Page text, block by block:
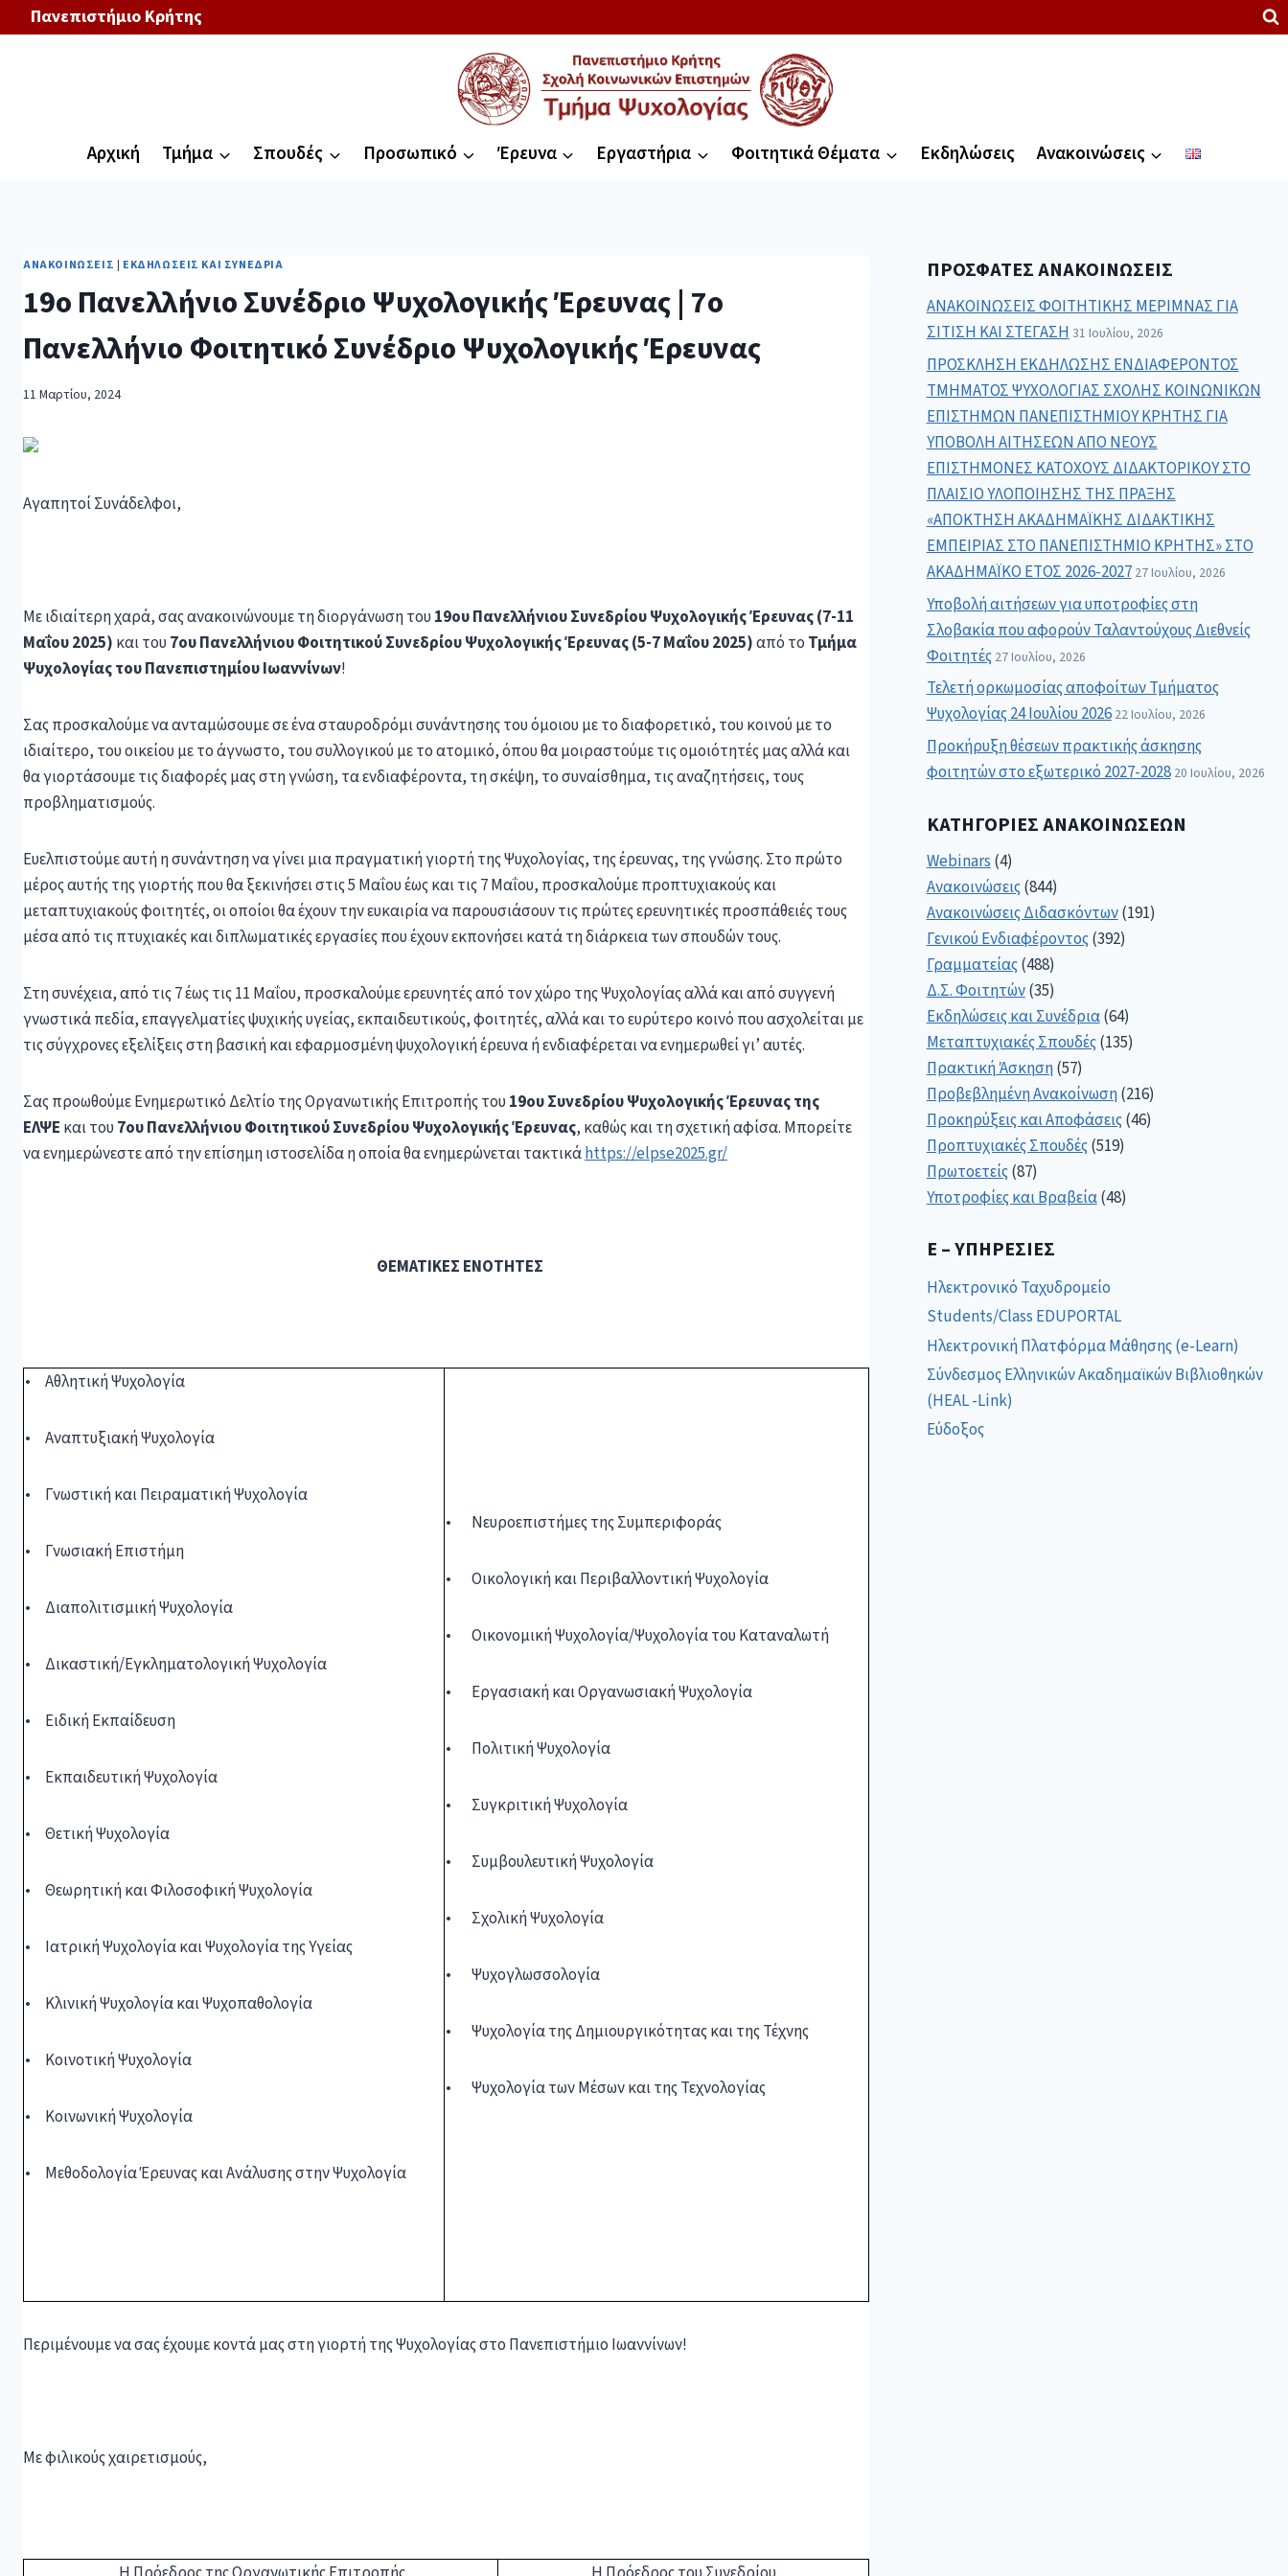
Πανεπιστήμιο Κρήτης
Αρχική Τμήμα Σπουδές Προσωπικό Έρευνα Εργαστήρια Φοιτητικά Θέματα Εκδηλώσεις Ανακοινώσεις
ΑΝΑΚΟΙΝΏΣΕΙΣ | ΕΚΔΗΛΏΣΕΙΣ ΚΑΙ ΣΥΝΈΔΡΙΑ
19ο Πανελλήνιο Συνέδριο Ψυχολογικής Έρευνας | 7ο
Πανελλήνιο Φοιτητικό Συνέδριο Ψυχολογικής Έρευνας
11 Μαρτίου, 2024
Αγαπητοί Συνάδελφοι,
Με ιδιαίτερη χαρά, σας ανακοινώνουμε τη διοργάνωση του 19ου Πανελλήνιου Συνεδρίου Ψυχολογικής Έρευνας(7-11
Μαΐου 2025) και του 7ου Πανελλήνιου Φοιτητικού Συνεδρίου Ψυχολογικής Έρευνας (5-7 Μαΐου 2025)από το Τμήμα
Ψυχολογίας του Πανεπιστημίου Ιωαννίνων!
Σας προσκαλούμε να ανταμώσουμε σε ένα σταυροδρόμι συνάντησης του όμοιου με το διαφορετικό, του κοινού με το
ιδιαίτερο, του οικείου με το άγνωστο, του συλλογικού με το ατομικό, όπου θα μοιραστούμε τις ομοιότητές μας αλλά και
θα γιορτάσουμε τις διαφορές μας στη γνώση, τα ενδιαφέροντα, τη σκέψη, το συναίσθημα, τις αναζητήσεις, τους
προβληματισμούς.
Ευελπιστούμε αυτή η συνάντηση να γίνει μια πραγματική γιορτή της Ψυχολογίας, της έρευνας, της γνώσης. Στο πρώτο
μέρος αυτής της γιορτής που θα ξεκινήσει στις 5 Μαΐου έως και τις 7 Μαΐου, προσκαλούμε προπτυχιακούς και
μεταπτυχιακούς φοιτητές, οι οποίοι θα έχουν την ευκαιρία να παρουσιάσουν τις πρώτες ερευνητικές προσπάθειές τους
μέσα από τις πτυχιακές και διπλωματικές εργασίες που έχουν εκπονήσει κατά τη διάρκεια των σπουδών τους.
Στη συνέχεια, από τις 7 έως τις 11 Μαΐου, προσκαλούμε ερευνητές από τον χώρο της Ψυχολογίας αλλά και από συγγενή
γνωστικά πεδία, επαγγελματίες ψυχικής υγείας, εκπαιδευτικούς, φοιτητές, αλλά και το ευρύτερο κοινό που ασχολείται με
τις σύγχρονες εξελίξεις στη βασική και εφαρμοσμένη ψυχολογική έρευνα ή ενδιαφέρεται να ενημερωθεί γι’ αυτές.
Σας προωθούμε Ενημερωτικό Δελτίο της Οργανωτικής Επιτροπής του 19ου Συνεδρίου Ψυχολογικής Έρευνας της
ΕΛΨΕ και του 7ου Πανελλήνιου Φοιτητικού Συνεδρίου Ψυχολογικής Έρευνας, καθώς και τη σχετική αφίσα. Μπορείτε
να ενημερώνεστε από την επίσημη ιστοσελίδα η οποία θα ενημερώνεται τακτικάhttps://elpse2025.gr/
ΘΕΜΑΤΙΚΕΣ ΕΝΟΤΗΤΕΣ
• Αθλητική Ψυχολογία
• Αναπτυξιακή Ψυχολογία
• Γνωστική και Πειραματική Ψυχολογία
• Γνωσιακή Επιστήμη
• Διαπολιτισμική Ψυχολογία
• Δικαστική/Εγκληματολογική Ψυχολογία
• Ειδική Εκπαίδευση
• Εκπαιδευτική Ψυχολογία
• Θετική Ψυχολογία
• Θεωρητική και Φιλοσοφική Ψυχολογία
• Ιατρική Ψυχολογία και Ψυχολογία της Υγείας
• Κλινική Ψυχολογία και Ψυχοπαθολογία
• Κοινοτική Ψυχολογία
• Κοινωνική Ψυχολογία
• Μεθοδολογία Έρευνας και Ανάλυσης στην Ψυχολογία
• Νευροεπιστήμες της Συμπεριφοράς
• Οικολογική και Περιβαλλοντική Ψυχολογία
• Οικονομική Ψυχολογία/Ψυχολογία του Καταναλωτή
• Εργασιακή και Οργανωσιακή Ψυχολογία
• Πολιτική Ψυχολογία
• Συγκριτική Ψυχολογία
• Συμβουλευτική Ψυχολογία
• Σχολική Ψυχολογία
• Ψυχογλωσσολογία
• Ψυχολογία της Δημιουργικότητας και της Τέχνης
• Ψυχολογία των Μέσων και της Τεχνολογίας
Περιμένουμε να σας έχουμε κοντά μας στη γιορτή της Ψυχολογίας στο Πανεπιστήμιο Ιωαννίνων!
Με φιλικούς χαιρετισμούς,
ΠΡΌΣΦΑΤΕΣ ΑΝΑΚΟΙΝΏΣΕΙΣ
ΑΝΑΚΟΙΝΩΣΕΙΣ ΦΟΙΤΗΤΙΚΗΣ ΜΕΡΙΜΝΑΣ ΓΙΑ
ΣΙΤΙΣΗ ΚΑΙ ΣΤΕΓΑΣΗ31 Ιουλίου, 2026
ΠΡΟΣΚΛΗΣΗ ΕΚΔΗΛΩΣΗΣ ΕΝΔΙΑΦΕΡΟΝΤΟΣ
ΤΜΗΜΑΤΟΣ ΨΥΧΟΛΟΓΙΑΣ ΣΧΟΛΗΣ ΚΟΙΝΩΝΙΚΩΝ
ΕΠΙΣΤΗΜΩΝ ΠΑΝΕΠΙΣΤΗΜΙΟΥ ΚΡΗΤΗΣ ΓΙΑ
ΥΠΟΒΟΛΗ ΑΙΤΗΣΕΩΝ ΑΠΟ ΝΕΟΥΣ
ΕΠΙΣΤΗΜΟΝΕΣ ΚΑΤΟΧΟΥΣ ΔΙΔΑΚΤΟΡΙΚΟΥ ΣΤΟ
ΠΛΑΙΣΙΟ ΥΛΟΠΟΙΗΣΗΣ ΤΗΣ ΠΡΑΞΗΣ
«ΑΠΟΚΤΗΣΗ ΑΚΑΔΗΜΑΪΚΗΣ ΔΙΔΑΚΤΙΚΗΣ
ΕΜΠΕΙΡΙΑΣ ΣΤΟ ΠΑΝΕΠΙΣΤΗΜΙΟ ΚΡΗΤΗΣ» ΣΤΟ
ΑΚΑΔΗΜΑΪΚΟ ΕΤΟΣ 2026-2027 27 Ιουλίου, 2026
Υποβολή αιτήσεων για υποτροφίες στη
Σλοβακία που αφορούν Ταλαντούχους Διεθνείς
Φοιτητές 27 Ιουλίου, 2026
Τελετή ορκωμοσίας αποφοίτων Τμήματος
Ψυχολογίας 24 Ιουλίου 2026 22 Ιουλίου, 2026
Προκήρυξη θέσεων πρακτικής άσκησης
φοιτητών στο εξωτερικό 2027-2028 20 Ιουλίου, 2026
ΚΑΤΗΓΟΡΊΕΣ ΑΝΑΚΟΙΝΏΣΕΩΝ
Webinars (4)
Ανακοινώσεις(844)
Ανακοινώσεις Διδασκόντων(191)
Γενικού Ενδιαφέροντος(392)
Γραμματείας(488)
Δ.Σ. Φοιτητών(35)
Εκδηλώσεις και Συνέδρια(64)
Μεταπτυχιακές Σπουδές(135)
Πρακτική Άσκηση(57)
Προβεβλημένη Ανακοίνωση(216)
Προκηρύξεις και Αποφάσεις(46)
Προπτυχιακές Σπουδές(519)
Πρωτοετείς(87)
Υποτροφίες και Βραβεία(48)
E – ΥΠΗΡΕΣΊΕΣ
Ηλεκτρονικό Ταχυδρομείο
Students/Class EDUPORTAL
Ηλεκτρονική Πλατφόρμα Μάθησης (e-Learn)
Σύνδεσμος Ελληνικών Ακαδημαϊκών Βιβλιοθηκών
(HEAL -Link)
Εύδοξος